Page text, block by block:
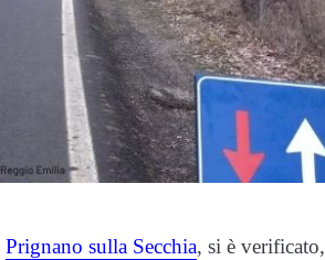
Prignano sulla Secchia, si è verificato,